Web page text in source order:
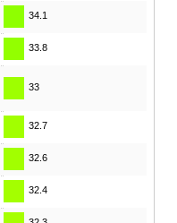
34.1
33.8
33
32.7
32.6
32.4